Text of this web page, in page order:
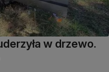
w drzewo.